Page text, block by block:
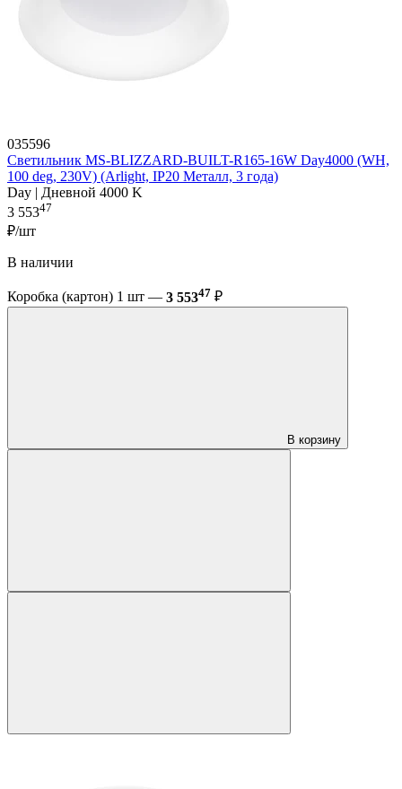
035596
Светильник MS-BLIZZARD-BUILT-R165-16W Day4000 (WH,
100 deg, 230V) (Arlight, IP20 Металл, 3 года)
Day | Дневной 4000 K
3 55347
₽/шт
В наличии
Коробка (картон) 1 шт — 3 55347 ₽
В корзину